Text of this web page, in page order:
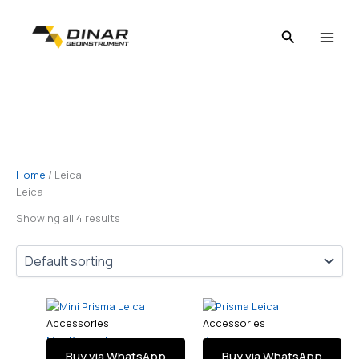
Home / Leica
Leica
Showing all 4 results
Accessories
Mini Prisma Leica
Accessories
Prisma Leica